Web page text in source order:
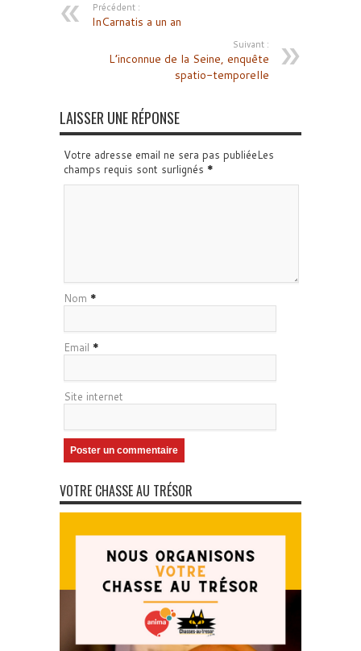
Précédent :
InCarnatis a un an
Suivant :
L’inconnue de la Seine, enquête
spatio-temporelle
LAISSER UNE RÉPONSE
Votre adresse email ne sera pas publiéeLes
champs requis sont surlignés *
Nom *
Email *
Site internet
VOTRE CHASSE AU TRÉSOR